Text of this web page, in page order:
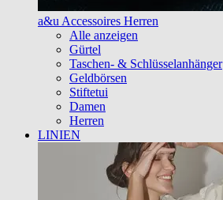
a&u Accessoires Herren
Alle anzeigen
Gürtel
Taschen- & Schlüsselanhänger
Geldbörsen
Stiftetui
Damen
Herren
LINIEN